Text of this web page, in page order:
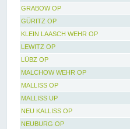
GRABOW OP
GÜRITZ OP
KLEIN LAASCH WEHR OP
LEWITZ OP
LÜBZ OP
MALCHOW WEHR OP
MALLISS OP
MALLISS UP
NEU KALLISS OP
NEUBURG OP